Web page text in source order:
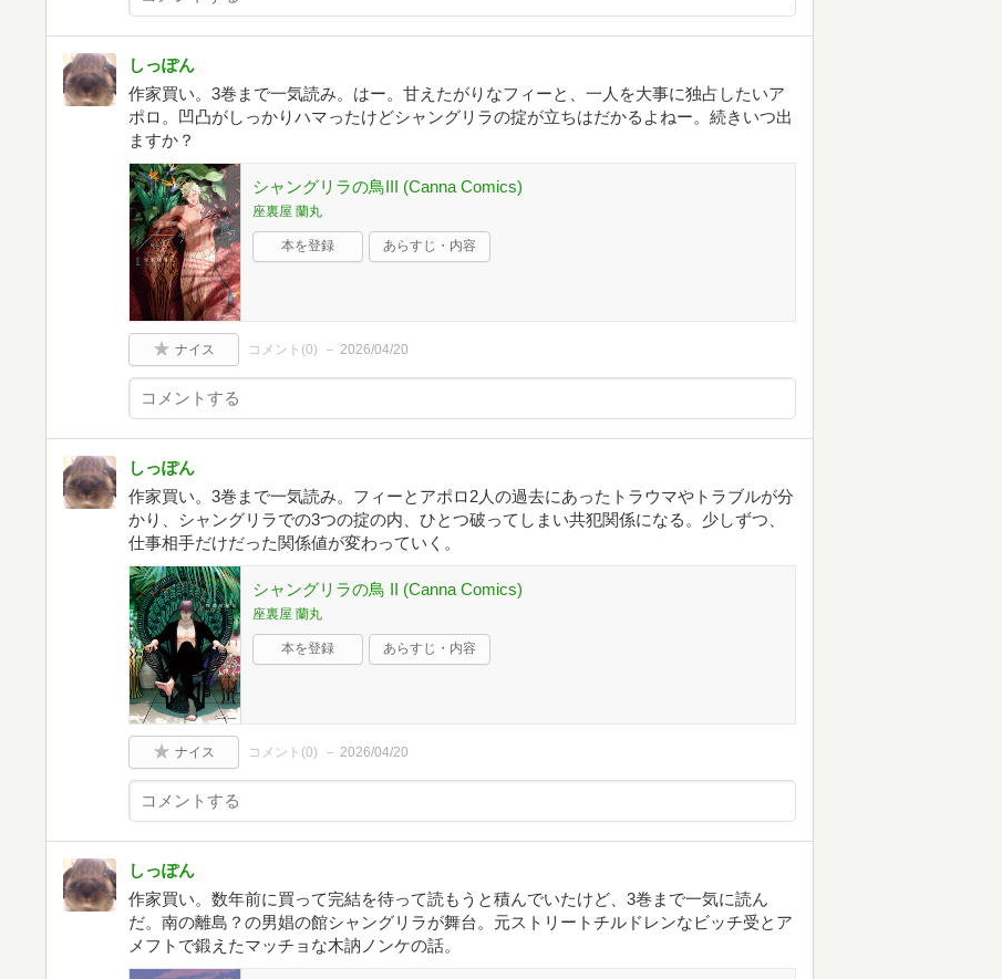
しっぽん
作家買い。3巻まで一気読み。はー。甘えたがりなフィーと、一人を大事に独占したいア
ポロ。凹凸がしっかりハマったけどシャングリラの掟が立ちはだかるよねー。続きいつ出
ますか？
シャングリラの鳥III (Canna Comics)
座裏屋 蘭丸
本を登録 あらすじ・内容
ナイス コメント(0) 2026/04/20
しっぽん
作家買い。3巻まで一気読み。フィーとアポロ2人の過去にあったトラウマやトラブルが分
かり、シャングリラでの3つの掟の内、ひとつ破ってしまい共犯関係になる。少しずつ、
仕事相手だけだった関係値が変わっていく。
シャングリラの鳥 II (Canna Comics)
座裏屋 蘭丸
本を登録 あらすじ・内容
ナイス コメント(0) 2026/04/20
しっぽん
作家買い。数年前に買って完結を待って読もうと積んでいたけど、3巻まで一気に読ん
だ。南の離島？の男娼の館シャングリラが舞台。元ストリートチルドレンなビッチ受とア
メフトで鍛えたマッチョな木訥ノンケの話。